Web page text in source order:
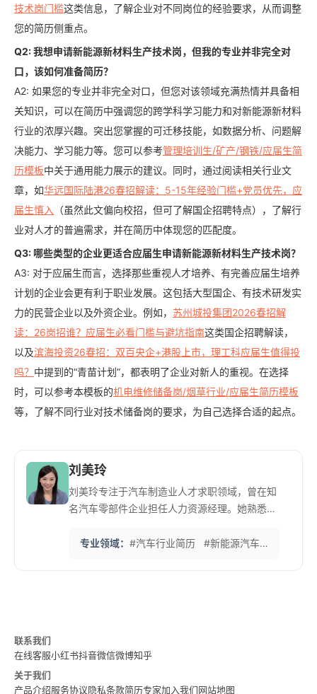
技术岗门槛这类信息，了解企业对不同岗位的经验要求，从而调整
您的简历侧重点。
Q2: 我想申请新能源新材料生产技术岗，但我的专业并非完全对
口，该如何准备简历？
A2: 如果您的专业并非完全对口，但您对该领域充满热情并具备相
关知识，可以在简历中强调您的跨学科学习能力和对新能源新材料
行业的浓厚兴趣。突出您掌握的可迁移技能，如数据分析、问题解
决能力、学习能力等。您可以参考管理培训生/矿产/钢铁/应届生简
历模板中关于通用能力展示的建议。同时，通过阅读相关行业文
章，如华远国际陆港26春招解读：5-15年经验门槛+党员优先，应
届生慎入
（虽然此文偏向校招，但可了解国企招聘特点），了解行
业对人才的普遍需求，并在简历中体现您的匹配度。
Q3: 哪些类型的企业更适合应届生申请新能源新材料生产技术岗？
A3: 对于应届生而言，选择那些重视人才培养、有完善应届生培养
计划的企业会更有利于职业发展。这包括大型国企、有技术研发实
力的民营企业以及外资企业。例如， 苏州城投集团2026春招解
读：26岗招谁？应届生必看门槛与避坑指南这类国企招聘解读，
以及滨海投资26春招：双百央企+港股上市，理工科应届生值得投
吗？ 中提到的“青苗计划”，都表明了企业对新人的重视。在选择
时，可以参考本模板的机电维修储备岗/烟草行业/应届生简历模板
等，了解不同行业对技术储备岗的要求，为自己选择合适的起点。
刘美玲
刘美玲专注于汽车制造业人才求职领域，曾在知
名汽车零部件企业担任人力资源经理。她熟悉传
别擅长帮助汽车工程师展示技术专长和项目经
专业领域： #汽车行业简历 #新能源汽车
联系我们
在线客服小红书抖音微信微博知乎
关于我们
产品介绍服务协议隐私条款简历专家加入我们网站地图